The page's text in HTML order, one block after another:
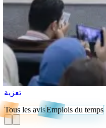
تعزية
Tous les avisEmplois du temps